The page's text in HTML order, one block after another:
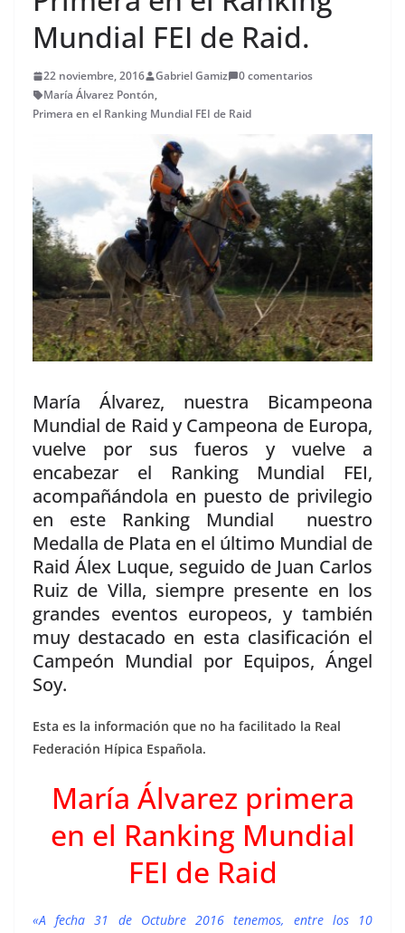
Mundial FEI de Raid.
22 noviembre, 2016 Gabriel Gamiz
0 comentarios
María Álvarez Pontón,
Primera en el Ranking Mundial FEI de Raid
María Álvarez, nuestra Bicampeona
Mundial de Raid y Campeona de Europa,
vuelve por sus fueros y vuelve a
encabezar el Ranking Mundial FEI,
acompañándola en puesto de privilegio
en este Ranking Mundial nuestro
Medalla de Plata en el último Mundial de
Raid Álex Luque, seguido de Juan Carlos
Ruiz de Villa, siempre presente en los
grandes eventos europeos, y también
muy destacado en esta clasificación el
Campeón Mundial por Equipos, Ángel
Soy.
Esta es la información que no ha facilitado la Real
Federación Hípica Española.
María Álvarez primera
en el Ranking Mundial
FEI de Raid
«A fecha 31 de Octubre 2016 tenemos, entre los 10